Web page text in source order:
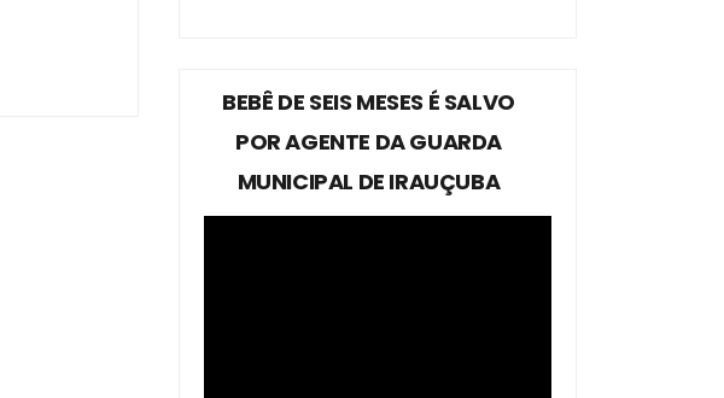
BEBÊ DE SEIS MESES É SALVO
POR AGENTE DA GUARDA
MUNICIPAL DE IRAUÇUBA